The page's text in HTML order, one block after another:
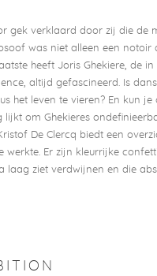
gek verklaard door zij die de
was niet alleen een
heeft Joris Ghekiere, de
altijd gefascineerd. Is
het leven te vieren? En kun
lijkt om Ghekieres
De Clercq biedt een
werkte. Er zijn kleurrijke
laag ziet verdwijnen en die